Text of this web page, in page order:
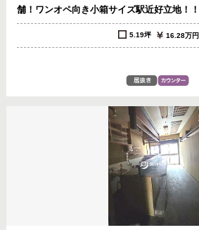
舗！ワンオペ向き小箱サイズ駅近好立地！！
5.19坪 16.28万円